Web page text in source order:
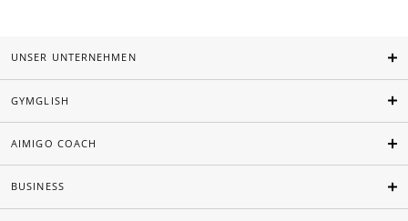
UNSER UNTERNEHMEN
GYMGLISH
AIMIGO COACH
BUSINESS